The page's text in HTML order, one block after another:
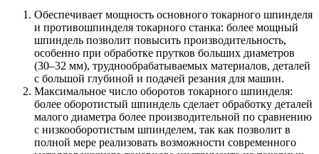
Обеспечивает мощность основного токарного шпинделя
и противошпинделя токарного станка: более мощный
шпиндель позволит повысить производительность,
особенно при обработке прутков больших диаметров
(30–32 мм), труднообрабатываемых материалов, деталей
с большой глубиной и подачей резания для машин.
Максимальное число оборотов токарного шпинделя:
более оборотистый шпиндель сделает обработку деталей
малого диаметра более производительной по сравнению
с низкооборотистым шпинделем, так как позволит в
полной мере реализовать возможности современного